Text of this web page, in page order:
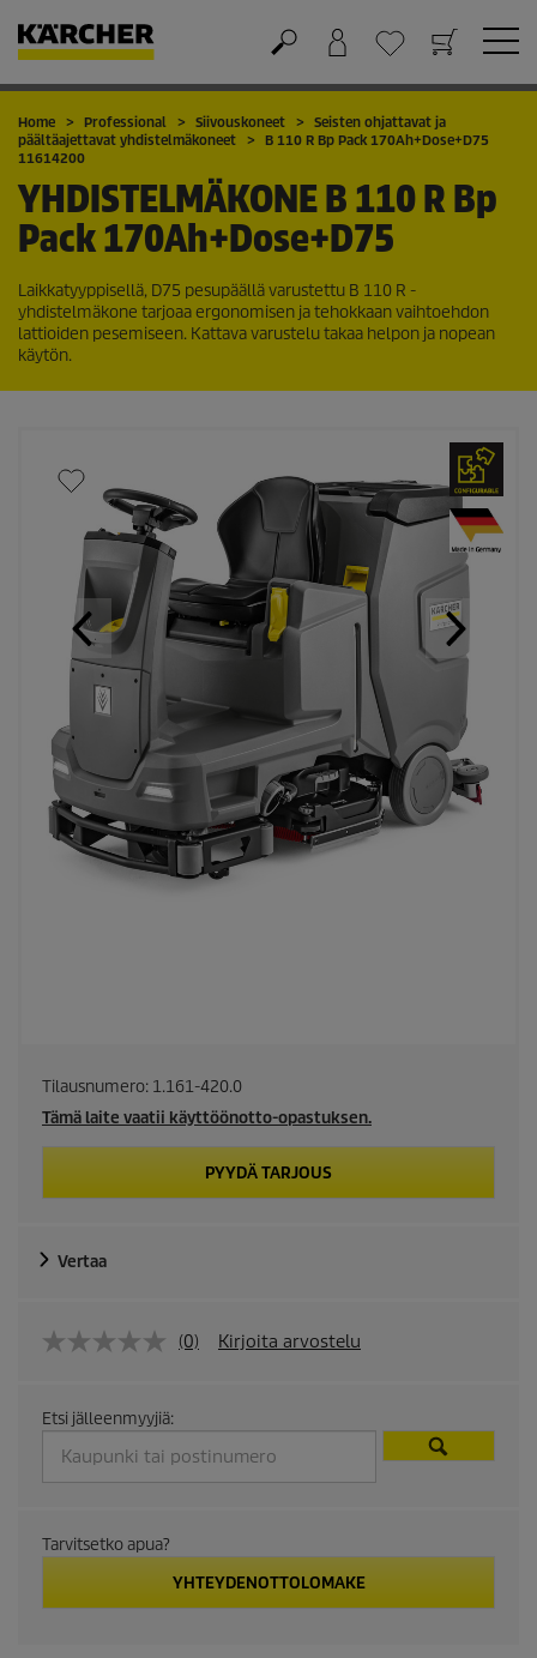
Ostoskori
Suosikit
Home Professional Siivouskoneet
Seisten ohjattavat ja
päältäajettavat yhdistelmäkoneet
B 110 R Bp Pack 170Ah+Dose+D75
11614200
YHDISTELMÄKONEB 110 R Bp
Pack 170Ah+Dose+D75
Laikkatyyppisellä, D75 pesupäällä varustettu B 110 R -
yhdistelmäkone tarjoaa ergonomisen ja tehokkaan vaihtoehdon
lattioiden pesemiseen. Kattava varustelu takaa helpon ja nopean
käytön.
Tilausnumero: 1.161-420.0
Tämä laite vaatii käyttöönotto-opastuksen.
PYYDÄ TARJOUS
Vertaa
(0) Kirjoita arvostelu
Etsi jälleenmyyjiä:
Tarvitsetko apua?
YHTEYDENOTTOLOMAKE